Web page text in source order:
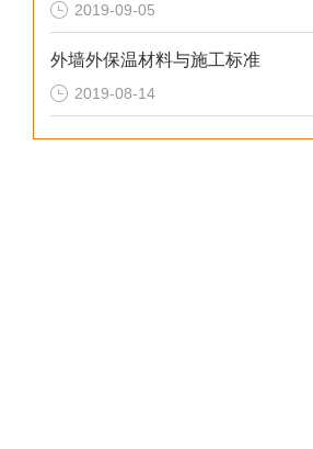
2019-09-05
外墙外保温材料与施工标准
2019-08-14